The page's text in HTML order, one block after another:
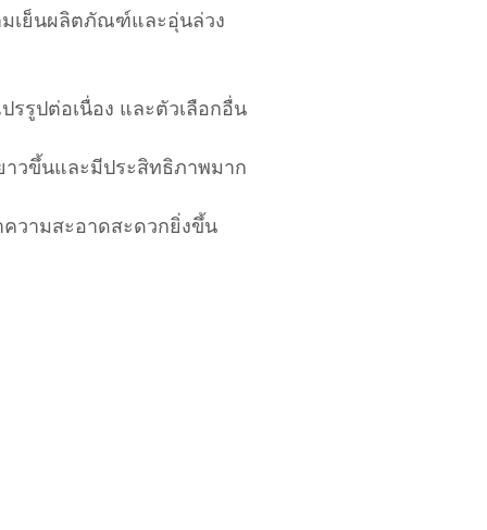
มเย็นผลิตภัณฑ์และอุ่นล่วง
รูปต่อเนื่อง และตัวเลือกอื่น
วขึ้นและมีประสิทธิภาพมาก
วามสะอาดสะดวกยิ่งขึ้น